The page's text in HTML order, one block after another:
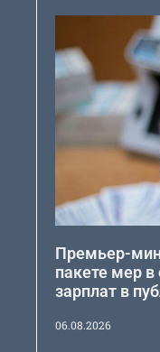
Премьер-
пакете мер
зарплат в
06.08.2026